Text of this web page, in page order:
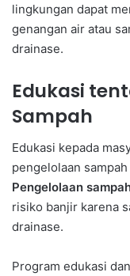
lingkungan dapat
genangan air atau
drainase.
Edukasi
Sampah
Edukasi kepada
pengelolaan
Pengelolaan
risiko banjir karena
drainase.
Program edukasi